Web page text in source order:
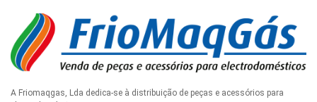
A Friomaqgas, Lda dedica-se à distribuição de peças e acessórios para